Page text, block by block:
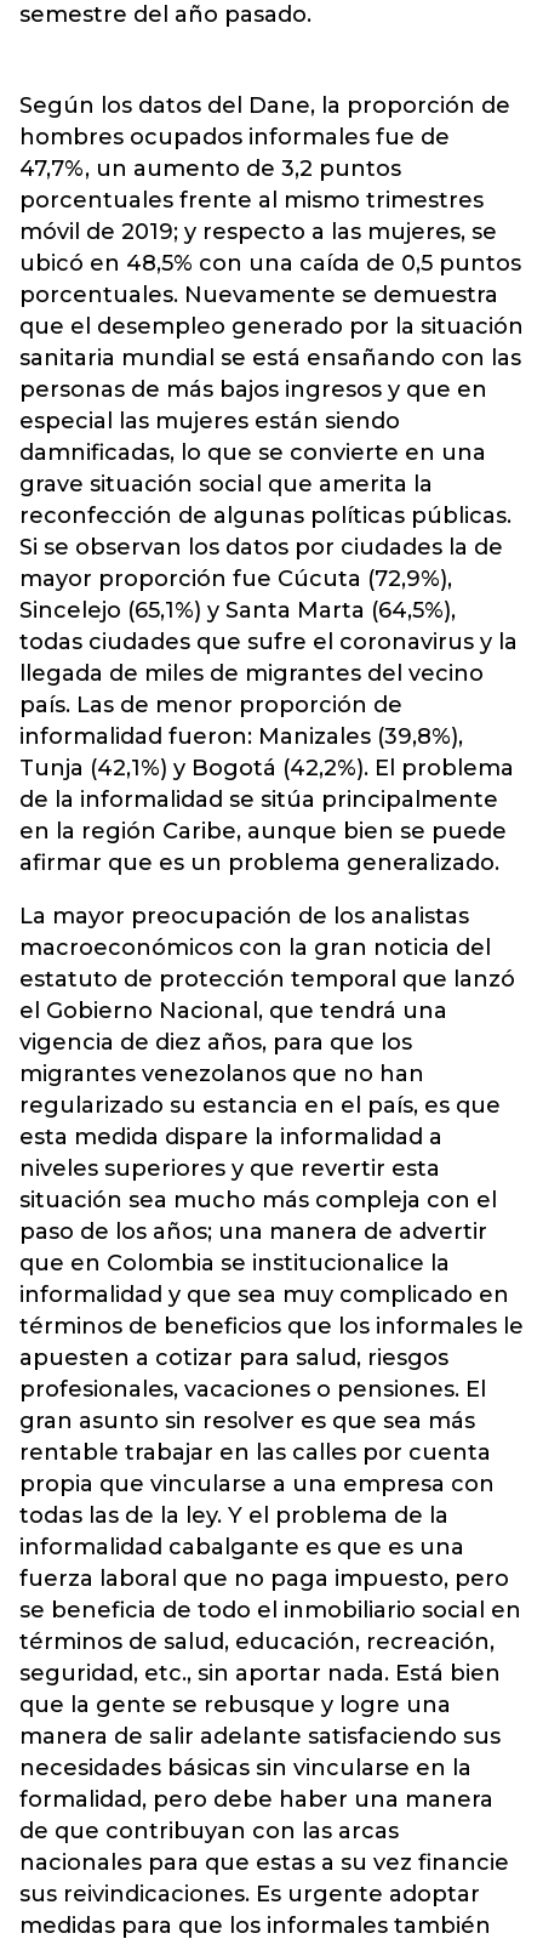
semestre del año pasado.
Según los datos del Dane, la proporción de
hombres ocupados informales fue de
47,7%, un aumento de 3,2 puntos
porcentuales frente al mismo trimestres
móvil de 2019; y respecto a las mujeres, se
ubicó en 48,5% con una caída de 0,5 puntos
porcentuales. Nuevamente se demuestra
que el desempleo generado por la situación
sanitaria mundial se está ensañando con las
personas de más bajos ingresos y que en
especial las mujeres están siendo
damnificadas, lo que se convierte en una
grave situación social que amerita la
reconfección de algunas políticas públicas.
Si se observan los datos por ciudades la de
mayor proporción fue Cúcuta (72,9%),
Sincelejo (65,1%) y Santa Marta (64,5%),
todas ciudades que sufre el coronavirus y la
llegada de miles de migrantes del vecino
país. Las de menor proporción de
informalidad fueron: Manizales (39,8%),
Tunja (42,1%) y Bogotá (42,2%). El problema
de la informalidad se sitúa principalmente
en la región Caribe, aunque bien se puede
afirmar que es un problema generalizado.
La mayor preocupación de los analistas
macroeconómicos con la gran noticia del
estatuto de protección temporal que lanzó
el Gobierno Nacional, que tendrá una
vigencia de diez años, para que los
migrantes venezolanos que no han
regularizado su estancia en el país, es que
esta medida dispare la informalidad a
niveles superiores y que revertir esta
situación sea mucho más compleja con el
paso de los años; una manera de advertir
que en Colombia se institucionalice la
informalidad y que sea muy complicado en
términos de beneficios que los informales le
apuesten a cotizar para salud, riesgos
profesionales, vacaciones o pensiones. El
gran asunto sin resolver es que sea más
rentable trabajar en las calles por cuenta
propia que vincularse a una empresa con
todas las de la ley. Y el problema de la
informalidad cabalgante es que es una
fuerza laboral que no paga impuesto, pero
se beneficia de todo el inmobiliario social en
términos de salud, educación, recreación,
seguridad, etc., sin aportar nada. Está bien
que la gente se rebusque y logre una
manera de salir adelante satisfaciendo sus
necesidades básicas sin vincularse en la
formalidad, pero debe haber una manera
de que contribuyan con las arcas
nacionales para que estas a su vez financie
sus reivindicaciones. Es urgente adoptar
medidas para que los informales también